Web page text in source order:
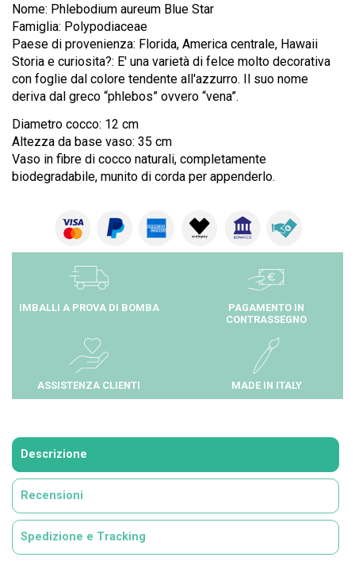
Nome: Phlebodium aureum Blue Star
Famiglia: Polypodiaceae
Paese di provenienza: Florida, America centrale, Hawaii
Storia e curiosita?: E' una varietà di felce molto decorativa
con foglie dal colore tendente all'azzurro. Il suo nome
deriva dal greco “phlebos” ovvero “vena”.
Diametro cocco: 12 cm
Altezza da base vaso: 35 cm
Vaso in fibre di cocco naturali, completamente
biodegradabile, munito di corda per appenderlo.
IMBALLI A PROVA DI BOMBA
PAGAMENTO IN
CONTRASSEGNO
ASSISTENZA CLIENTI MADE IN ITALY
Descrizione
Recensioni
Spedizione e Tracking